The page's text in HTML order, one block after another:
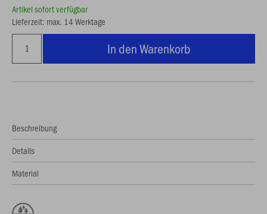
Artikel sofort verfügbar
Lieferzeit: max. 14 Werktage
In den Warenkorb
Beschreibung
Details
Material